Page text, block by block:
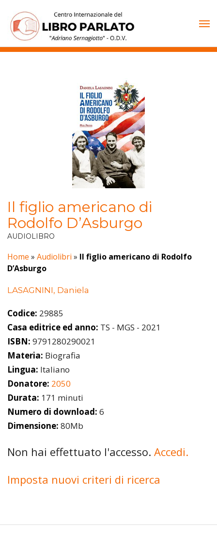
contenuto
Il figlio americano di
Rodolfo D’Asburgo
AUDIOLIBRO
Home » Audiolibri » Il figlio americano di Rodolfo
D’Asburgo
LASAGNINI, Daniela
Codice: 29885
Casa editrice ed anno: TS - MGS - 2021
ISBN: 9791280290021
Materia: Biografia
Lingua: Italiano
Donatore: 2050
Durata: 171 minuti
Numero di download: 6
Dimensione: 80Mb
Non hai effettuato l'accesso. Accedi.
Imposta nuovi criteri di ricerca